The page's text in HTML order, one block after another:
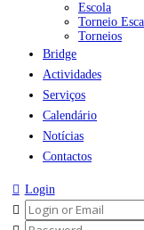
Escola
Torneio
Torneios
Bridge
Actividades
Serviços
Calendário
Notícias
Contactos
Login